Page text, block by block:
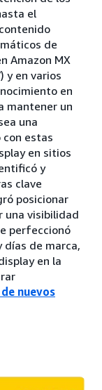
el
de
Amazon MX
y en varios
en
mantener un
una
estas
en sitios
y
clave
posicionar
una visibilidad
perfeccionó
días de marca,
en la
nuevos